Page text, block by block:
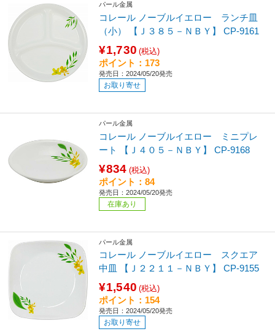
パール金属
コレール ノーブルイエロー ランチ皿
（小） 【Ｊ３８５－ＮＢＹ】 CP-9161
¥1,730 (税込)
ポイント：173
発売日：2024/05/20発売
お取り寄せ
パール金属
コレール ノーブルイエロー ミニプレ
ート 【Ｊ４０５－ＮＢＹ】 CP-9168
¥834 (税込)
ポイント：84
発売日：2024/05/20発売
在庫あり
パール金属
コレール ノーブルイエロー スクエア
中皿 【Ｊ２２１１－ＮＢＹ】 CP-9155
¥1,540 (税込)
ポイント：154
発売日：2024/05/20発売
お取り寄せ